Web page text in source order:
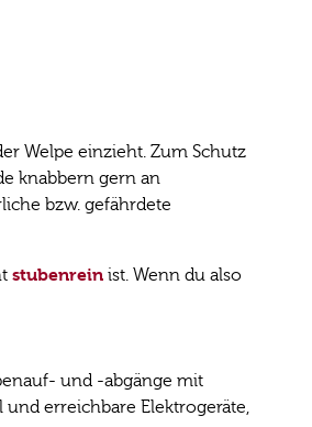
Welpe einzieht. Zum Schutz
knabbern gern an
bzw. gefährdete
stubenrein ist. Wenn du also
und -abgänge mit
erreichbare Elektrogeräte,